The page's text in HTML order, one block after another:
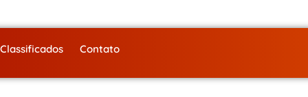
Classificados Contato